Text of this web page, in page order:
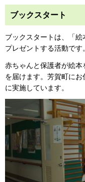
ブックスタート
ブックスタートは、「
プレゼントする活動です。
赤ちゃんと保護者が絵
を届けます。芳賀町に
に実施しています。